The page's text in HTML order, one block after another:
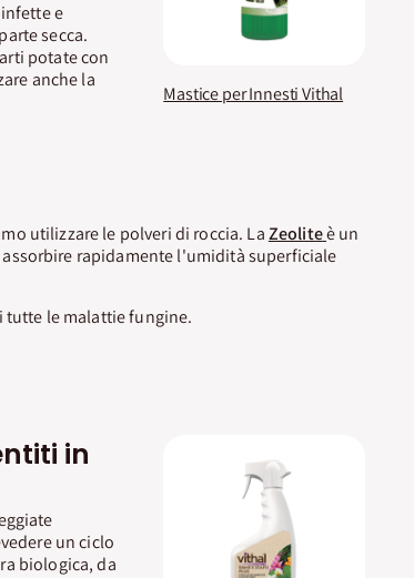
e
secca.
potate con
anche la
Mastice per Innesti Vithal
utilizzare le polveri di roccia. LaZeoliteè un
rapidamente l'umidità superficiale
tutte le malattie fungine.
in
un ciclo
biologica, da